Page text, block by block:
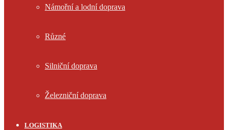
Námořní a lodní doprava
Různé
Silniční doprava
Železniční doprava
LOGISTIKA